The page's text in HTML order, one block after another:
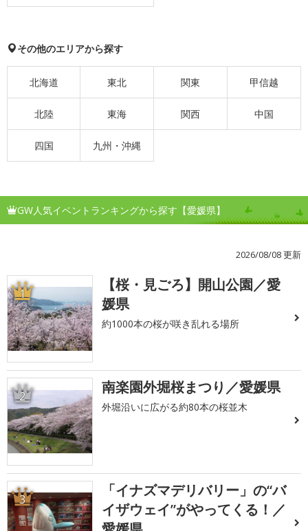
その他のエリアから探す
北海道 東北 関東 甲信越
北陸 東海 関西 中国
四国 九州・沖縄
GW人気イベントランキングから探す【愛媛県】
2026/08/08 更新
1
【桜・見ごろ】開山公園／愛
媛県
約1000本の桜が咲き乱れる場所
2 南楽園外堀桜まつり／愛媛県
外堀沿いに広がる約80本の桜並木
3
「イナズマデリバリー」の“バ
イザウェイ”がやってくる！／